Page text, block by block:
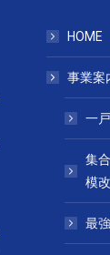
HOME
事業案
一
集
模
最